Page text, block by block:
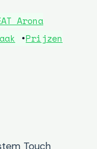
Arona
•Prijzen
Touch